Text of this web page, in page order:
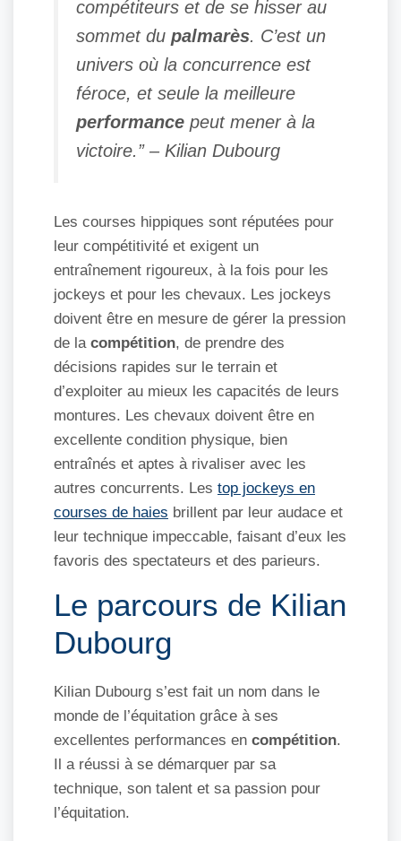
compétiteurs et de se hisser au
sommet du palmarès. C’est un
univers où la concurrence est
féroce, et seule la meilleure
performance peut mener à la
victoire.” – Kilian Dubourg
Les courses hippiques sont réputées pour
leur compétitivité et exigent un
entraînement rigoureux, à la fois pour les
jockeys et pour les chevaux. Les jockeys
doivent être en mesure de gérer la pression
de la compétition, de prendre des
décisions rapides sur le terrain et
d’exploiter au mieux les capacités de leurs
montures. Les chevaux doivent être en
excellente condition physique, bien
entraînés et aptes à rivaliser avec les
autres concurrents. Les top jockeys en
courses de haies brillent par leur audace et
leur technique impeccable, faisant d’eux les
favoris des spectateurs et des parieurs.
Le parcours de Kilian
Dubourg
Kilian Dubourg s’est fait un nom dans le
monde de l’équitation grâce à ses
excellentes performances en compétition.
Il a réussi à se démarquer par sa
technique, son talent et sa passion pour
l’équitation.